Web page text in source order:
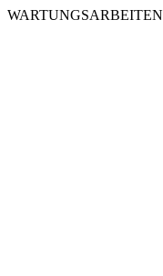
WARTUNGSARBEITEN